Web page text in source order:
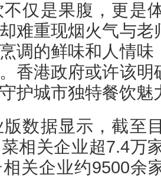
仅是果腹，更是
难重现烟火气与
调的鲜味和人情
香港政府或许该
护城市独特餐饮魅
版数据显示，截至
相关企业超7.4万
关企业约9500余